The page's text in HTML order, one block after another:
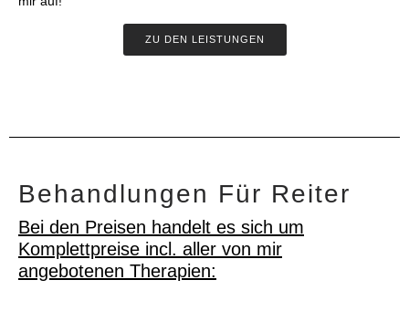
ZU DEN LEISTUNGEN
Behandlungen Für Reiter
Bei den Preisen handelt es sich um
Komplettpreise incl. aller von mir
angebotenen Therapien: